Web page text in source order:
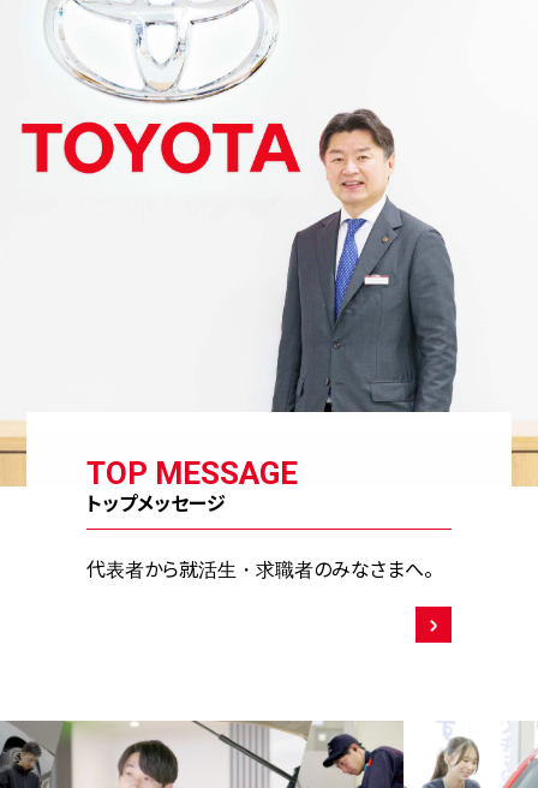
TOP MESSAGE
トップメッセージ
代表者から就活生・求職者のみなさまへ。